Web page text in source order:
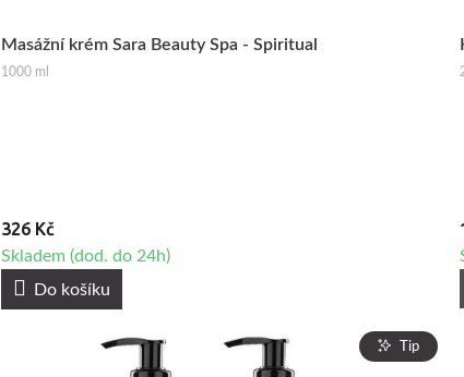
Masážní krém Sara Beauty Spa - Spiritual
1000 ml
326 Kč
Skladem (dod. do 24h)
Do košíku
Tip